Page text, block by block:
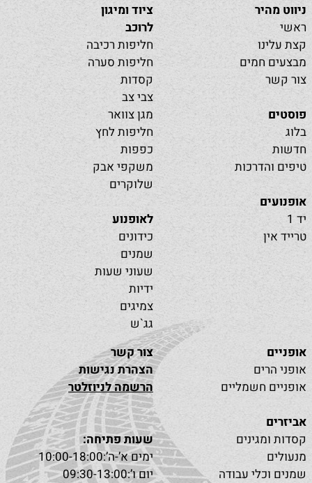
ניווט מהיר
ראשי
קצת עלינו
מבצעים חמים
צור קשר
פוסטים
בלוג
חדשות
טיפים והדרכות
אופנועים
יד 1
טרייד אין
ציוד ומיגון
לרוכב
חליפות רכיבה
חליפות סערה
קסדות
צבי צב
מגן צוואר
חליפות לחץ
כפפות
משקפי אבק
שלוקרים
לאופנוע
כידונים
שמנים
שעוני שעות
ידיות
צמיגים
גג`ש
אופניים
אופני הרים
אופניים חשמליים
אביזרים
קסדות ומגינים
מנעולים
שמנים וכלי עבודה
צור קשר
הצהרת נגישות
הרשמה לניוזלטר
שעות פתיחה:
ימים א’-ה’:10:00-18:00
יום ו’:09:30-13:00